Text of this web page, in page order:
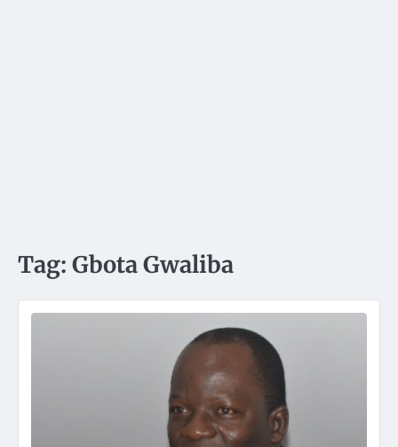
Tag: Gbota Gwaliba